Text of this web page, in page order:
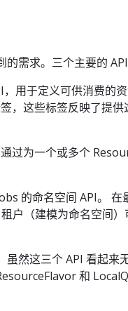
需求。三个主要的 API
用于定义可供消费的
，这些标签反映了提
过为一个或多个
的命名空间 API。 在
户（建模为命名空间
虽然这三个 API 看起来
和